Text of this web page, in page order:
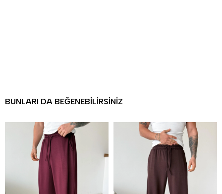
BUNLARI DA BEĞENEBILIRSINIZ